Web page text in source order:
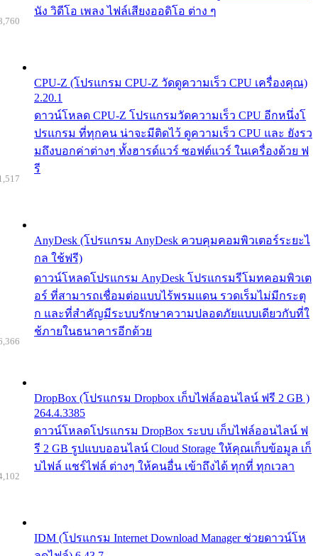
นัง วิดีโอ เพลง ไฟล์เสียงออดิโอ ต่าง ๆ
CPU-Z (โปรแกรม CPU-Z วัดดูความเร็ว CPU เครื่องคุณ)
2.20.1
ดาวน์โหลด CPU-Z โปรแกรมวัดความเร็ว CPU อีกหนึ่งโ
ปรแกรม ที่ทุกคน น่าจะมีติดไว้ ดูความเร็ว CPU และ ยังรว
มถึงบอกค่าต่างๆ ทั้งฮารด์แวร์ ซอฟต์แวร์ ในเครื่องด้วย ฟ
รี
AnyDesk (โปรแกรม AnyDesk ควบคุมคอมพิวเตอร์ระยะไ
กล ใช้ฟรี)
ดาวน์โหลดโปรแกรม AnyDesk โปรแกรมรีโมทคอมพิวเต
อร์ ที่สามารถเชื่อมต่อแบบไร้พรมแดน รวดเร็มไม่มีกระตุ
ก และที่สำคัญมีระบบรักษาความปลอดภัยแบบเดียวกับที่ใ
ช้ภายในธนาคารอีกด้วย
DropBox (โปรแกรม Dropbox เก็บไฟล์ออนไลน์ ฟรี 2 GB )
264.4.3385
ดาวน์โหลดโปรแกรม DropBox ระบบ เก็บไฟล์ออนไลน์ ฟ
รี 2 GB รูปแบบออนไลน์ Cloud Storage ให้คุณเก็บข้อมูล เก็
บไฟล์ แชร์ไฟล์ ต่างๆ ให้คนอื่น เข้าถึงได้ ทุกที่ ทุกเวลา
IDM (โปรแกรม Internet Download Manager ช่วยดาวน์โห